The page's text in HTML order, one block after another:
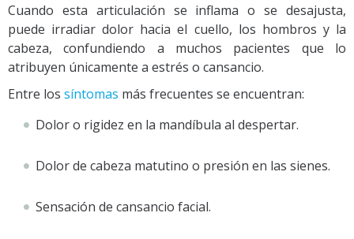
Cuando esta articulación se inflama o se desajusta,
puede irradiar dolor hacia el cuello, los hombros y la
cabeza, confundiendo a muchos pacientes que lo
atribuyen únicamente a estrés o cansancio.
Entre los síntomas más frecuentes se encuentran:
Dolor o rigidez en la mandíbula al despertar.
Dolor de cabeza matutino o presión en las sienes.
Sensación de cansancio facial.